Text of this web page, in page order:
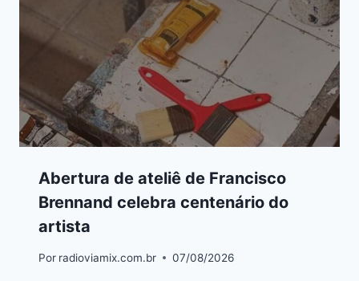
Abertura de ateliê de Francisco
Brennand celebra centenário do
artista
Por radioviamix.com.br 07/08/2026